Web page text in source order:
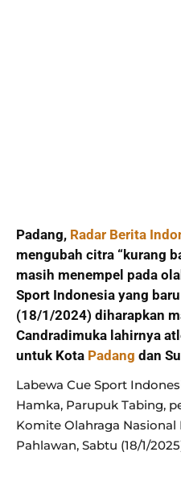
Padang, Radar Berita
mengubah citra “kurang
masih menempel pada
Sport Indonesia yang
(18/1/2024) diharapkan
Candradimuka lahirnya
untuk Kota Padang dan
Labewa Cue Sport
Hamka, Parupuk Tabing,
Komite Olahraga Nasional
Pahlawan, Sabtu (18/1/